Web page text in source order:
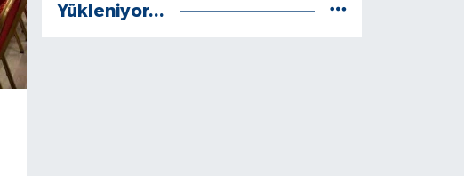
Yükleniyor...